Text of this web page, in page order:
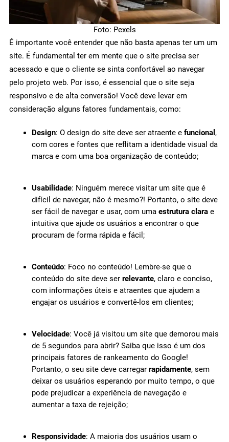
Foto: Pexels
É importante você entender que não basta apenas ter um um
site. É fundamental ter em mente que o site precisa ser
acessado e que o cliente se sinta confortável ao navegar
pelo projeto web. Por isso, é essencial que o site seja
responsivo e de alta conversão! Você deve levar em
consideração alguns fatores fundamentais, como:
Design: O design do site deve ser atraente e funcional ,
com cores e fontes que reflitam a identidade visual da
marca e com uma boa organização de conteúdo;
Usabilidade: Ninguém merece visitar um site que é
difícil de navegar, não é mesmo?! Portanto, o site deve
ser fácil de navegar e usar, com uma estrutura clarae
intuitiva que ajude os usuários a encontrar o que
procuram de forma rápida e fácil;
Conteúdo: Foco no conteúdo! Lembre-se que o
conteúdo do site deve ser relevante, claro e conciso,
com informações úteis e atraentes que ajudem a
engajar os usuários e convertê-los em clientes;
Velocidade: Você já visitou um site que demorou mais
de 5 segundos para abrir? Saiba que isso é um dos
principais fatores de rankeamento do Google!
Portanto, o seu site deve carregar rapidamente, sem
deixar os usuários esperando por muito tempo, o que
pode prejudicar a experiência de navegação e
aumentar a taxa de rejeição;
Responsividade: A maioria dos usuários usam o